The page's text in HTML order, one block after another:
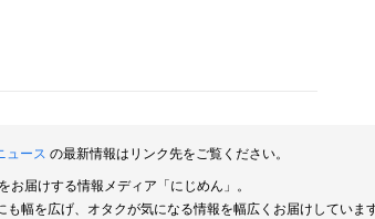
ュース の最新情報はリンク先をご覧ください。
届けする情報メディア「にじめん」。
幅を広げ、オタクが気になる情報を幅広くお届けしていま